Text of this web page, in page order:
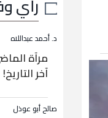
رأي
د. أحمد عبداللاه
مرآة
آخر التاريخ!
صالح أبو عوذل